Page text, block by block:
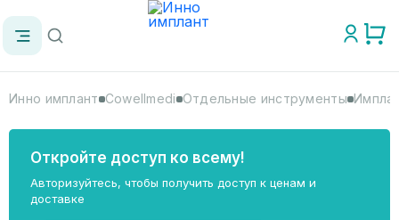
Инно имплант Cowellmedi Отдельные инструменты
Откройте доступ ко всему!
Авторизуйтесь, чтобы получить доступ к ценам и
доставке